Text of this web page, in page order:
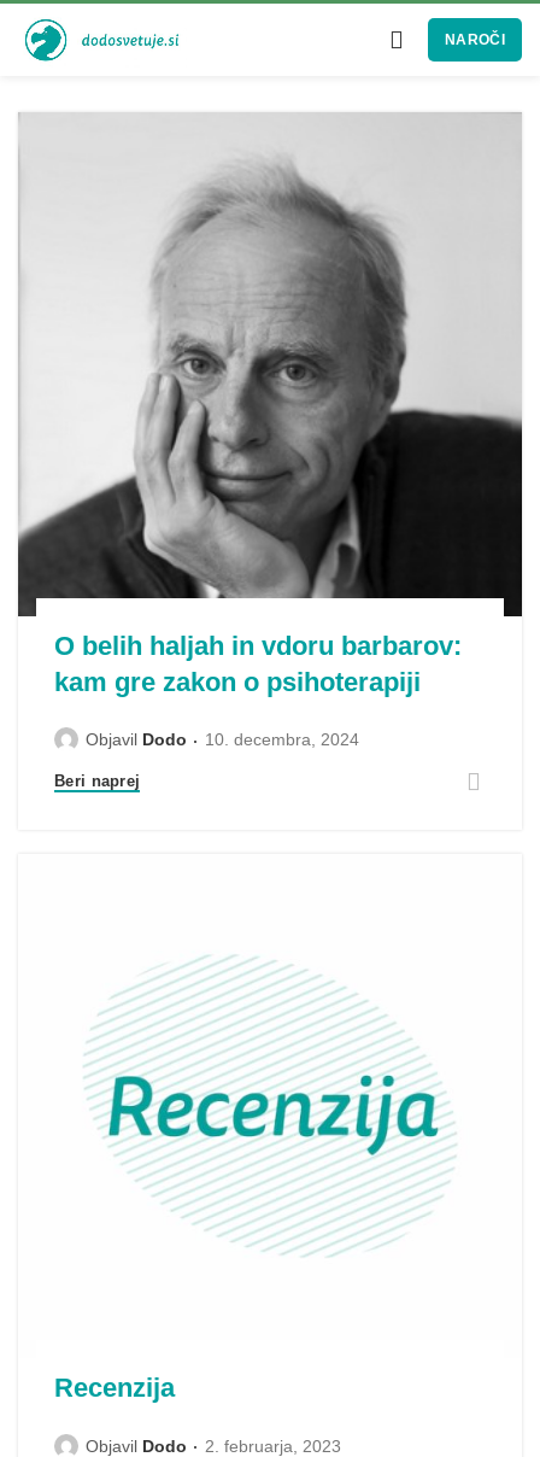
NAROČI
O belih haljah in vdoru barbarov:
kam gre zakon o psihoterapiji
Objavil Dodo 10. decembra, 2024
Beri naprej
Recenzija
Objavil Dodo 2. februarja, 2023